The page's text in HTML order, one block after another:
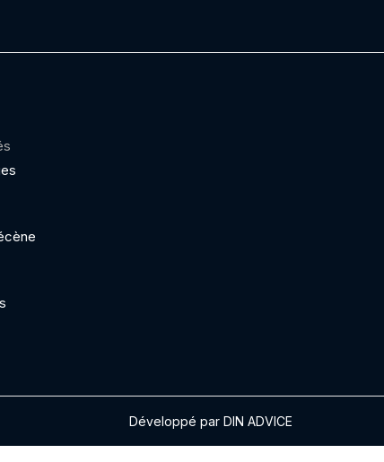
Développé par DIN ADVICE